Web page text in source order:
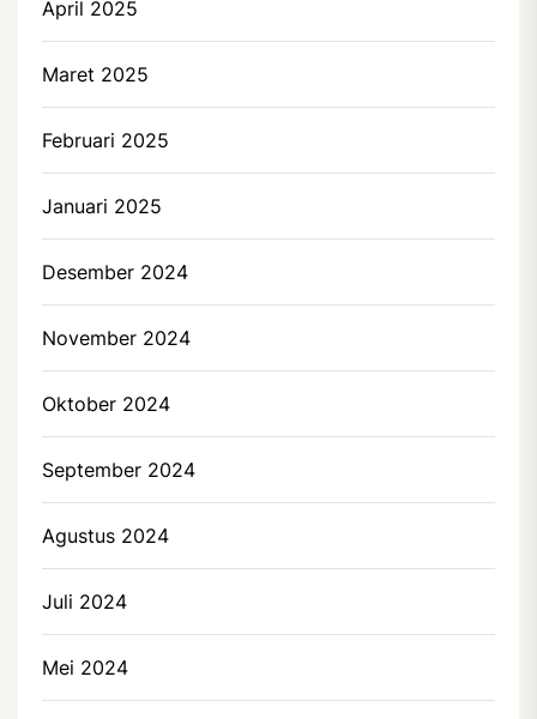
April 2025
Maret 2025
Februari 2025
Januari 2025
Desember 2024
November 2024
Oktober 2024
September 2024
Agustus 2024
Juli 2024
Mei 2024